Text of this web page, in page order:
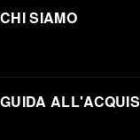
CHI SIAMO
GUIDA